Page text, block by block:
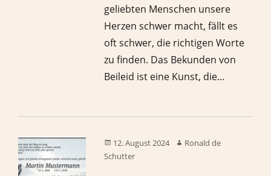
geliebten Menschen unsere
Herzen schwer macht, fällt es
oft schwer, die richtigen Worte
zu finden. Das Bekunden von
Beileid ist eine Kunst, die…
12. August 2024
Ronald de
Schutter